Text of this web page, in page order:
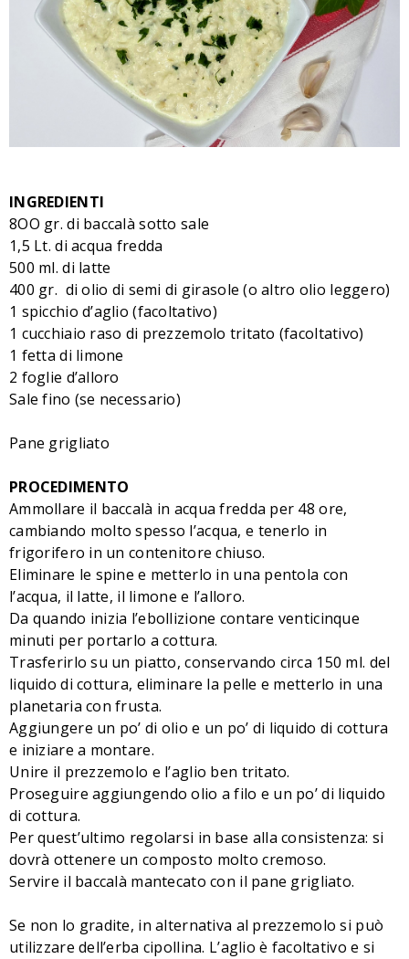
INGREDIENTI
8OO gr. di baccalà sotto sale
1,5 Lt. di acqua fredda
500 ml. di latte
400 gr. di olio di semi di girasole (o altro olio leggero)
1 spicchio d’aglio (facoltativo)
1 cucchiaio raso di prezzemolo tritato (facoltativo)
1 fetta di limone
2 foglie d’alloro
Sale fino (se necessario)
Pane grigliato
PROCEDIMENTO
Ammollare il baccalà in acqua fredda per 48 ore,
cambiando molto spesso l’acqua, e tenerlo in
frigorifero in un contenitore chiuso.
Eliminare le spine e metterlo in una pentola con
l’acqua, il latte, il limone e l’alloro.
Da quando inizia l’ebollizione contare venticinque
minuti per portarlo a cottura.
Trasferirlo su un piatto, conservando circa 150 ml. del
liquido di cottura, eliminare la pelle e metterlo in una
planetaria con frusta.
Aggiungere un po’ di olio e un po’ di liquido di cottura
e iniziare a montare.
Unire il prezzemolo e l’aglio ben tritato.
Proseguire aggiungendo olio a filo e un po’ di liquido
di cottura.
Per quest’ultimo regolarsi in base alla consistenza: si
dovrà ottenere un composto molto cremoso.
Servire il baccalà mantecato con il pane grigliato.
Se non lo gradite, in alternativa al prezzemolo si può
utilizzare dell’erba cipollina. L’aglio è facoltativo e si